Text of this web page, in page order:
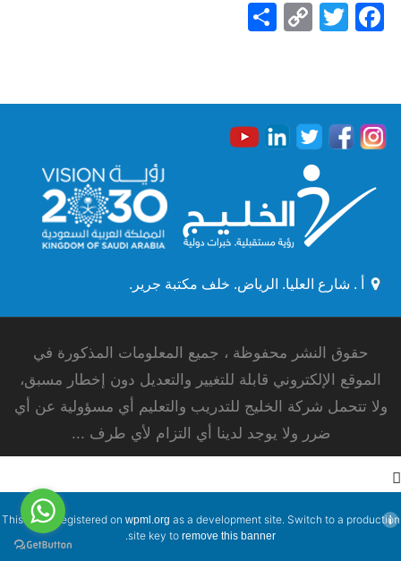
Facebook
Twitter
Copy
أ . شارع العليا. الرياض. خلف مكتبة جرير.
حقوق النشر محفوظة ، جميع المعلومات المذكورة في
الموقع الإلكتروني قابلة للتغيير والتعديل دون إخطار مسبق،
ولا تتحمل شركة الخليج للتدريب والتعليم أي مسؤولية عن أي
ضرر ولا يوجد لدينا أي التزام لأي طرف ...
This site is registered on wpml.org as a development site. Switch to a production
site key to remove this banner
.